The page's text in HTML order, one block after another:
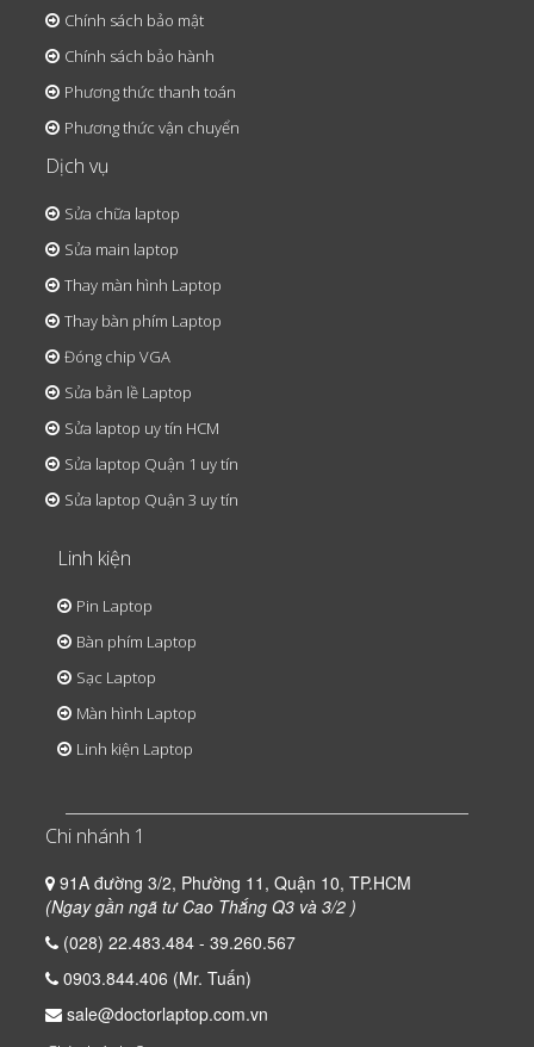
Chính sách bảo mật
Chính sách bảo hành
Phương thức thanh toán
Phương thức vận chuyển
Dịch vụ
Sửa chữa laptop
Sửa main laptop
Thay màn hình Laptop
Thay bàn phím Laptop
Đóng chip VGA
Sửa bản lề Laptop
Sửa laptop uy tín HCM
Sửa laptop Quận 1 uy tín
Sửa laptop Quận 3 uy tín
Linh kiện
Pin Laptop
Bàn phím Laptop
Sạc Laptop
Màn hình Laptop
Linh kiện Laptop
Chi nhánh 1
91A đường 3/2, Phường 11, Quận 10, TP.HCM
(Ngay gần ngã tư Cao Thắng Q3 và 3/2 )
(028) 22.483.484 - 39.260.567
0903.844.406 (Mr. Tuấn)
sale@doctorlaptop.com.vn